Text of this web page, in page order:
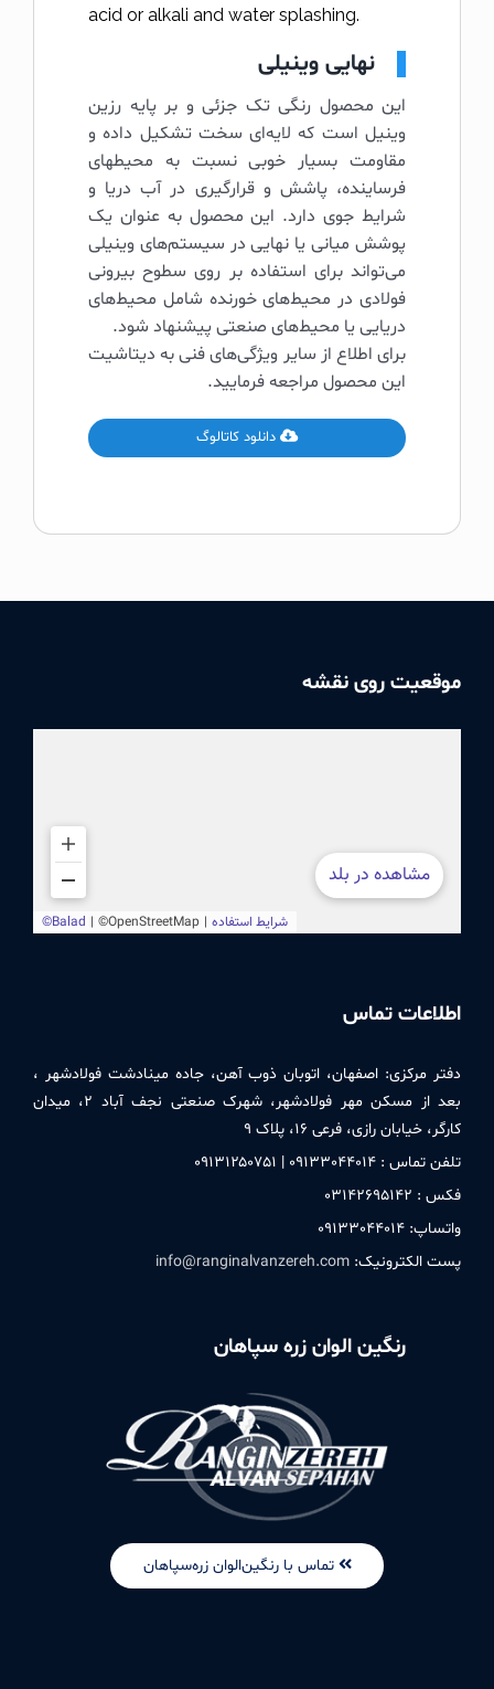
acid or alkali and water splashing.
نهایی وینیلی
این محصول رنگی تک جزئی و بر پایه رزین
وینیل است که لایه‌ای سخت تشکیل داده و
مقاومت بسیار خوبی نسبت به محیط­های
فرساینده، پاشش و قرارگیری در آب دریا و
شرایط جوی دارد. این محصول به عنوان یک
پوشش میانی یا نهایی در سیستم‌های وینیلی
می‌تواند برای استفاده بر روی سطوح بیرونی
فولادی در محیط‌های خورنده شامل محیط‌های
دریایی یا محیط‌های صنعتی پیشنهاد شود.
برای اطلاع از سایر ویژگی‌های فنی به دیتاشیت
این محصول مراجعه فرمایید.
دانلود کاتالوگ
موقعیت روی نقشه
اطلاعات تماس
دفتر مركزی: اصفهان، اتوبان ذوب آهن، جاده مینادشت فولادشهر ،
بعد از مسکن مهر فولادشهر، شهرک صنعتی نجف آباد ۲، میدان
کارگر، خیابان رازی، فرعی ۱۶، پلاک ۹
تلفن تماس : ۰۹۱٣٣۰۴۴۰۱۴ | ۰۹۱٣۱۲۵۰٧۵۱
فکس : ۰٣۱۴۲۶۹۵۱۴۲
واتساپ: ۰۹۱٣٣۰۴۴۰۱۴
پست الکترونیک: info@ranginalvanzereh.com
رنگین الوان زره سپاهان
تماس با رنگین‌الوان زره‌سپاهان